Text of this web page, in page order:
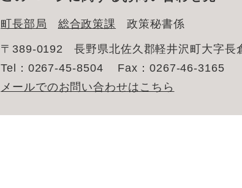
町長部局 総合政策課 政策秘書係
〒389-0192
長野県北佐久郡軽井沢町大字長
Tel：0267-45-8504
Fax：0267-46-3165
メールでのお問い合わせはこちら